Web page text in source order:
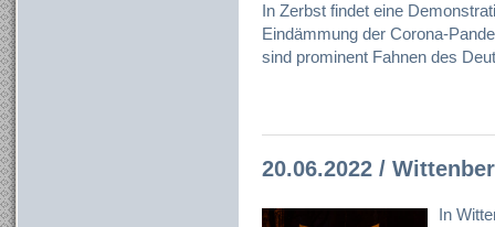
In Zerbst findet eine
Eindämmung der Corona-
sind prominent Fahnen des
20.06.2022 /
In